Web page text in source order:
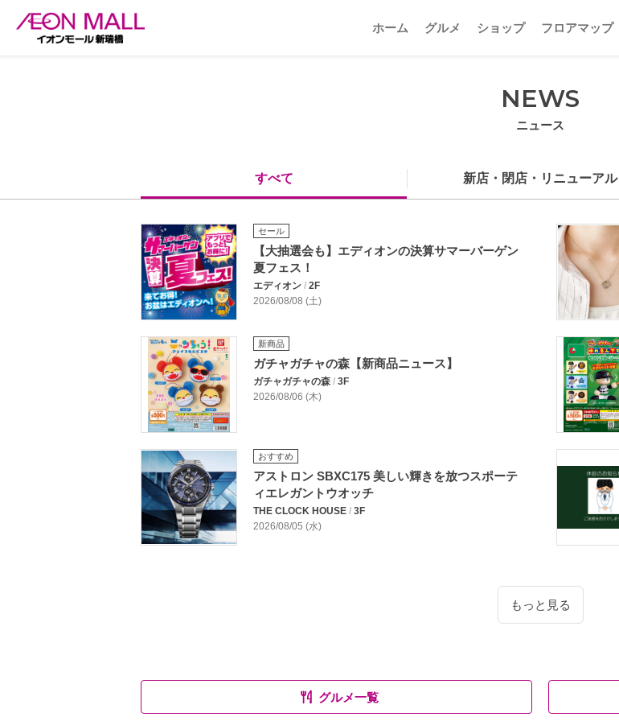
ホーム グルメ ショップ フロアマップ
NEWS
ニュース
すべて 新店・閉店・リニューアル
セール
【大抽選会も】エディオンの決算サマーバーゲン
夏フェス！
エディオン / 2F
2026/08/08 (土)
新商品
ガチャガチャの森【新商品ニュース】
ガチャガチャの森 / 3F
2026/08/06 (木)
おすすめ
アストロン SBXC175 美しい輝きを放つスポーテ
ィエレガントウオッチ
THE CLOCK HOUSE / 3F
2026/08/05 (水)
もっと見る
グルメ一覧